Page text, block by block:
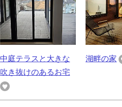
中庭テラスと大きな
吹き抜けのあるお宅
湖畔の家